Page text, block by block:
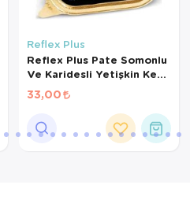
Reflex Plus
Reflex Plus Pate Somonlu
Ve Karidesli Yetişkin Kedi
85 Gr
33,00